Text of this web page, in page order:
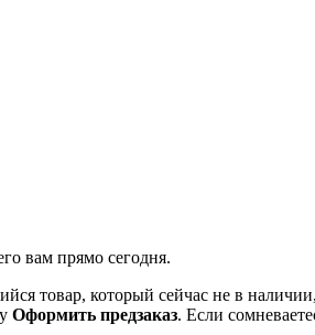
вам прямо сегодня.
товар, который сейчас не в
Оформить предзаказ. Если